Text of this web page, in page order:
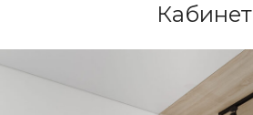
Кабинет